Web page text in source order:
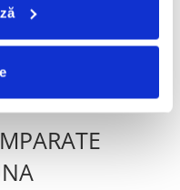
ADAUGA IN COS